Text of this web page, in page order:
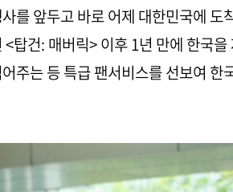
를 앞두고 바로 어제 대한민국에
<탑건: 매버릭> 이후 1년 만에 한국
주는 등 특급 팬서비스를 선보여 한